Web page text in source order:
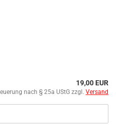
19,00 EUR
nach § 25a UStG zzgl. Versand